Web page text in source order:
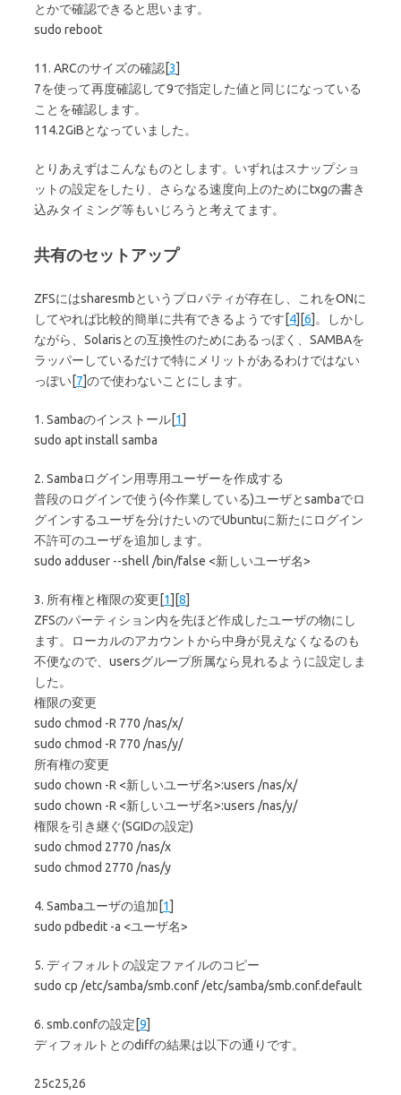
とかで確認できると思います。
sudo reboot
11. ARCのサイズの確認[3]
7を使って再度確認して9で指定した値と同じになっている
ことを確認します。
114.2GiBとなっていました。
とりあえずはこんなものとします。いずれはスナップショ
ットの設定をしたり、さらなる速度向上のためにtxgの書き
込みタイミング等もいじろうと考えてます。
共有のセットアップ
ZFSにはsharesmbというプロパティが存在し、これをONに
してやれば比較的簡単に共有できるようです[4][6]。しかし
ながら、Solarisとの互換性のためにあるっぽく、SAMBAを
ラッパーしているだけで特にメリットがあるわけではない
っぽい[7]ので使わないことにします。
1. Sambaのインストール[1]
sudo apt install samba
2. Sambaログイン用専用ユーザーを作成する
普段のログインで使う(今作業している)ユーザとsambaでロ
グインするユーザを分けたいのでUbuntuに新たにログイン
不許可のユーザを追加します。
sudo adduser --shell /bin/false <新しいユーザ名>
3. 所有権と権限の変更[1][8]
ZFSのパーティション内を先ほど作成したユーザの物にし
ます。ローカルのアカウントから中身が見えなくなるのも
不便なので、usersグループ所属なら見れるように設定しま
した。
権限の変更
sudo chmod -R 770 /nas/x/
sudo chmod -R 770 /nas/y/
所有権の変更
sudo chown -R <新しいユーザ名>:users /nas/x/
sudo chown -R <新しいユーザ名>:users /nas/y/
権限を引き継ぐ(SGIDの設定)
sudo chmod 2770 /nas/x
sudo chmod 2770 /nas/y
4. Sambaユーザの追加[1]
sudo pdbedit -a <ユーザ名>
5. ディフォルトの設定ファイルのコピー
sudo cp /etc/samba/smb.conf /etc/samba/smb.conf.default
6. smb.confの設定[9]
ディフォルトとのdiffの結果は以下の通りです。
25c25,26